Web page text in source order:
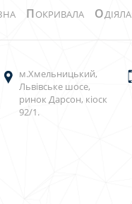
ПОКРИВАЛА ОДІЯЛА
м.Хмельницький,
Львівське шосе,
ринок Дарсон, кіоск
92/1.